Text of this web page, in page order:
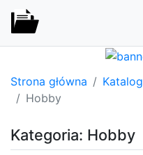
Strona główna Katalog
Hobby
Kategoria: Hobby